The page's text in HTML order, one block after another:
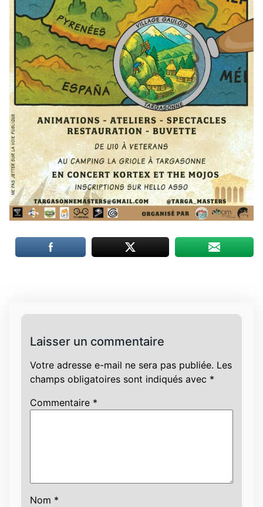
Laisser un commentaire
Votre adresse e-mail ne sera pas publiée. Les
champs obligatoires sont indiqués avec *
Commentaire *
Nom *